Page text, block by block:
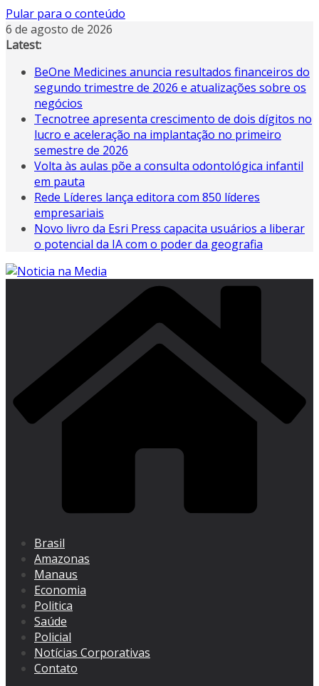
Pular para o conteúdo
6 de agosto de 2026
Latest:
BeOne Medicines anuncia resultados financeiros do
segundo trimestre de 2026 e atualizações sobre os
negócios
Tecnotree apresenta crescimento de dois dígitos no
lucro e aceleração na implantação no primeiro
semestre de 2026
Volta às aulas põe a consulta odontológica infantil
em pauta
Rede Líderes lança editora com 850 líderes
empresariais
Novo livro da Esri Press capacita usuários a liberar
o potencial da IA ​​com o poder da geografia
Brasil
Amazonas
Manaus
Economia
Politica
Saúde
Policial
Notícias Corporativas
Contato